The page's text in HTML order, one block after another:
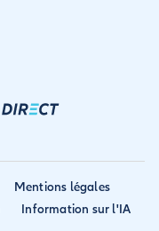
Mentions légales
Information sur l'IA